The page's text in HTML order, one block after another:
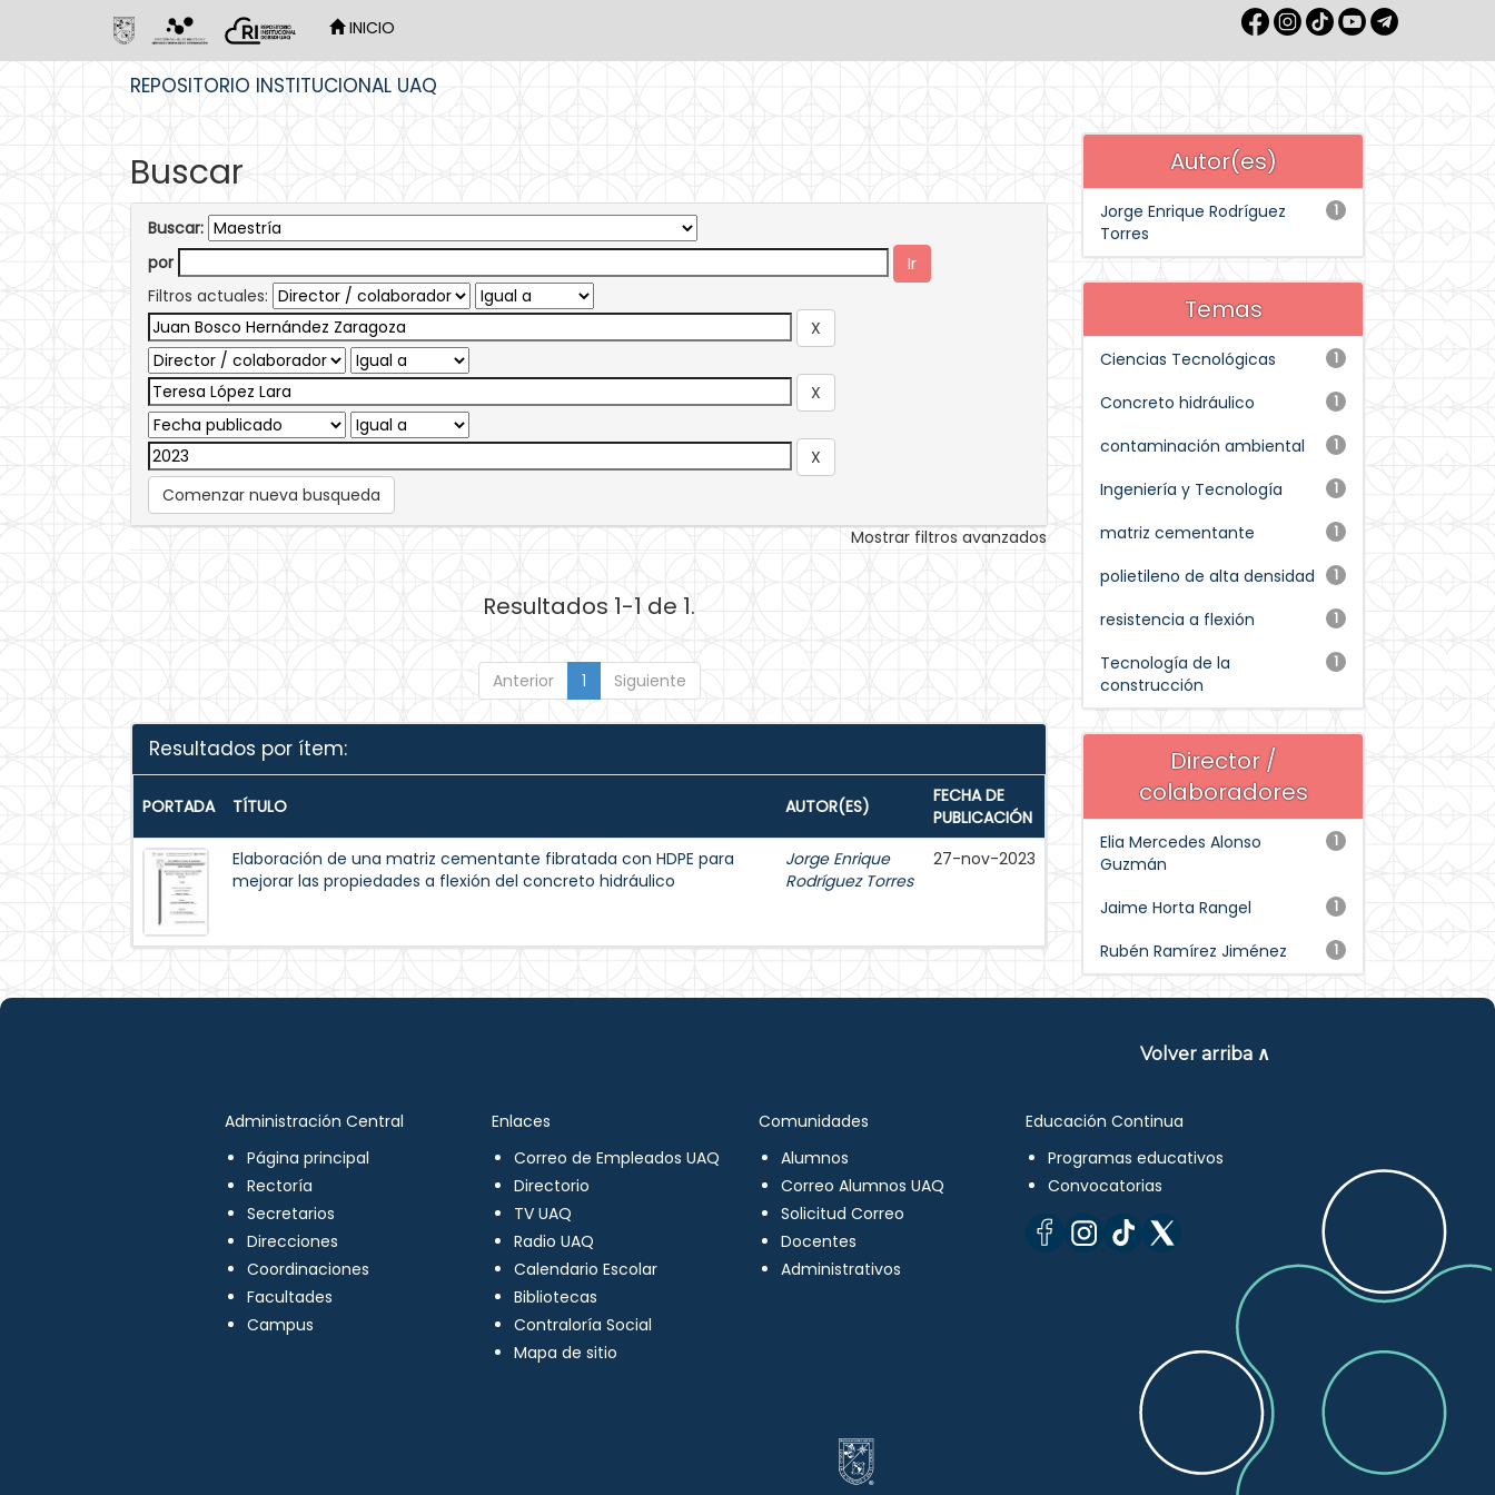
INICIO
REPOSITORIO INSTITUCIONAL UAQ
Buscar
Buscar:
por
Filtros actuales:
Comenzar nueva busqueda
Mostrar filtros avanzados
Resultados 1-1 de 1.
Anterior 1 Siguiente
Resultados por ítem:
PORTADA TÍTULO AUTOR(ES)
FECHA DE
PUBLICACIÓN
Elaboración de una matriz cementante fibratada con HDPE para
mejorar las propiedades a flexión del concreto hidráulico
Jorge Enrique
Rodríguez Torres
27-nov-2023
Autor(es)
1
Jorge Enrique Rodríguez
Torres
Temas
1
Ciencias Tecnológicas
1
Concreto hidráulico
1
contaminación ambiental
1
Ingeniería y Tecnología
1
matriz cementante
1
polietileno de alta densidad
1
resistencia a flexión
1
Tecnología de la
construcción
Director /
colaboradores
1
Elia Mercedes Alonso
Guzmán
1
Jaime Horta Rangel
1
Rubén Ramírez Jiménez
Volver arriba ∧
Administración Central
Página principal
Rectoría
Secretarios
Direcciones
Coordinaciones
Facultades
Campus
Enlaces
Correo de Empleados UAQ
Directorio
TV UAQ
Radio UAQ
Calendario Escolar
Bibliotecas
Contraloría Social
Mapa de sitio
Comunidades
Alumnos
Correo Alumnos UAQ
Solicitud Correo
Docentes
Administrativos
Educación Continua
Programas educativos
Convocatorias